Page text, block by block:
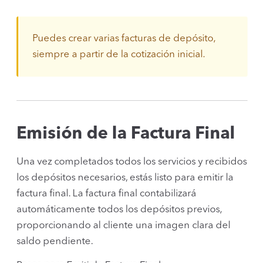
Puedes crear varias facturas de depósito,
siempre a partir de la cotización inicial.
Emisión de la Factura Final
Una vez completados todos los servicios y recibidos
los depósitos necesarios, estás listo para emitir la
factura final. La factura final contabilizará
automáticamente todos los depósitos previos,
proporcionando al cliente una imagen clara del
saldo pendiente.